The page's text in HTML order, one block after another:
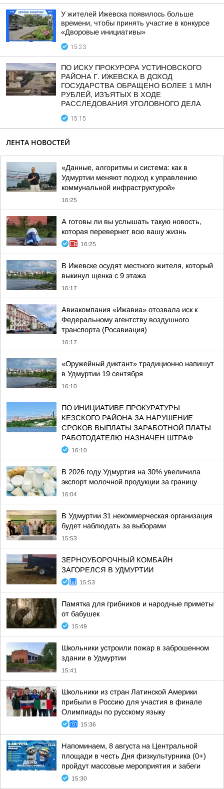
У жителей Ижевска появилось больше
времени, чтобы принять участие в конкурсе
«Дворовые инициативы»
15:23
ПО ИСКУ ПРОКУРОРА УСТИНОВСКОГО
РАЙОНА Г. ИЖЕВСКА В ДОХОД
ГОСУДАРСТВА ОБРАЩЕНО БОЛЕЕ 1 МЛН
РУБЛЕЙ, ИЗЪЯТЫХ В ХОДЕ
РАССЛЕДОВАНИЯ УГОЛОВНОГО ДЕЛА
15:15
ЛЕНТА НОВОСТЕЙ
«Данные, алгоритмы и система: как в
Удмуртии меняют подход к управлению
коммунальной инфраструктурой»
16:25
А готовы ли вы услышать такую новость,
которая перевернет всю вашу жизнь
16:25
В Ижевске осудят местного жителя, который
выкинул щенка с 9 этажа
16:17
Авиакомпания «Ижавиа» отозвала иск к
Федеральному агентству воздушного
транспорта (Росавиация)
16:17
«Оружейный диктант» традиционно напишут
в Удмуртии 19 сентября
16:10
ПО ИНИЦИАТИВЕ ПРОКУРАТУРЫ
КЕЗСКОГО РАЙОНА ЗА НАРУШЕНИЕ
СРОКОВ ВЫПЛАТЫ ЗАРАБОТНОЙ ПЛАТЫ
РАБОТОДАТЕЛЮ НАЗНАЧЕН ШТРАФ
16:10
В 2026 году Удмуртия на 30% увеличила
экспорт молочной продукции за границу
16:04
В Удмуртии 31 некоммерческая организация
будет наблюдать за выборами
15:53
ЗЕРНОУБОРОЧНЫЙ КОМБАЙН
ЗАГОРЕЛСЯ В УДМУРТИИ
15:53
Памятка для грибников и народные приметы
от бабушек
15:49
Школьники устроили пожар в заброшенном
здании в Удмуртии
15:41
Школьники из стран Латинской Америки
прибыли в Россию для участия в финале
Олимпиады по русскому языку
15:36
Напоминаем, 8 августа на Центральной
площади в честь Дня физкультурника (0+)
пройдут массовые мероприятия и забеги
15:30